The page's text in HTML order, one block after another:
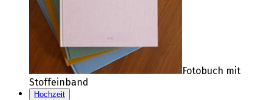
Fotobuch mit
Stoffeinband
Hochzeit